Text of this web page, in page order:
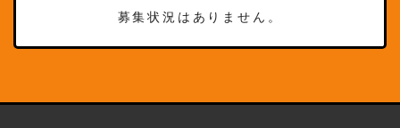
募集状況はありません。